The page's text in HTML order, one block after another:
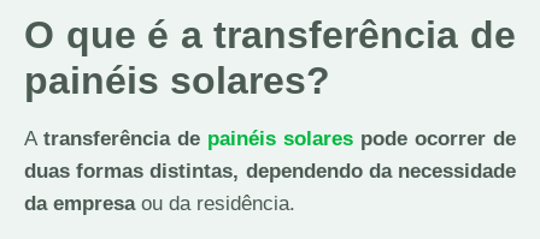
O que é a transferência de
painéis solares?
A transferência de painéis solares pode ocorrer de
duas formas distintas, dependendo da necessidade
da empresaou da residência.